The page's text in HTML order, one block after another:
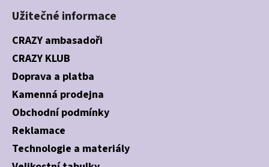
Užitečné informace
CRAZY ambasadoři
CRAZY KLUB
Doprava a platba
Kamenná prodejna
Obchodní podmínky
Reklamace
Technologie a materiály